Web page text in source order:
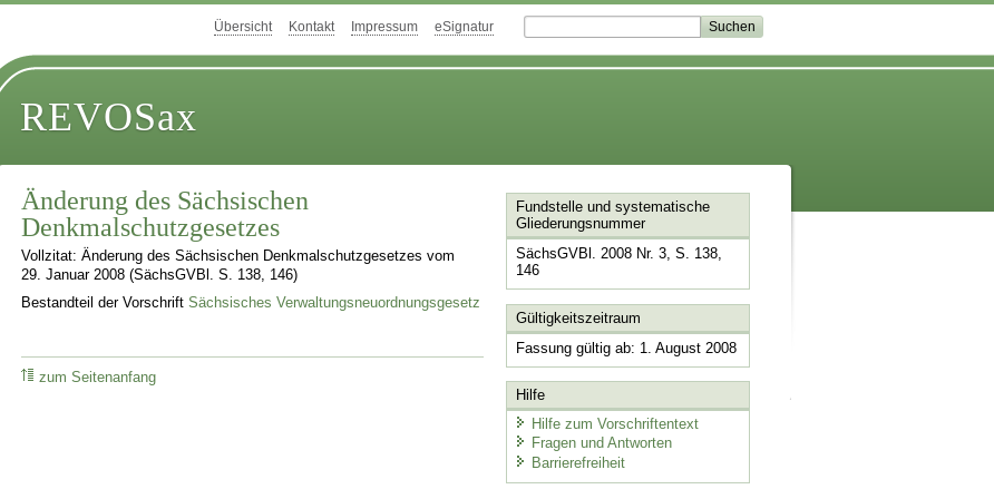
Übersicht Kontakt Impressum eSignatur
REVOSax
Änderung des Sächsischen
Denkmalschutzgesetzes
Vollzitat: Änderung des Sächsischen Denkmalschutzgesetzes vom
29. Januar 2008 (SächsGVBl. S. 138, 146)
Bestandteil der VorschriftSächsisches Verwaltungsneuordnungsgesetz
zum Seitenanfang
Fundstelle und systematische
Gliederungsnummer
SächsGVBl. 2008 Nr. 3, S. 138,
146
Gültigkeitszeitraum
Fassung gültig ab: 1. August 2008
Hilfe
Hilfe zum Vorschriftentext
Fragen und Antworten
Barrierefreiheit